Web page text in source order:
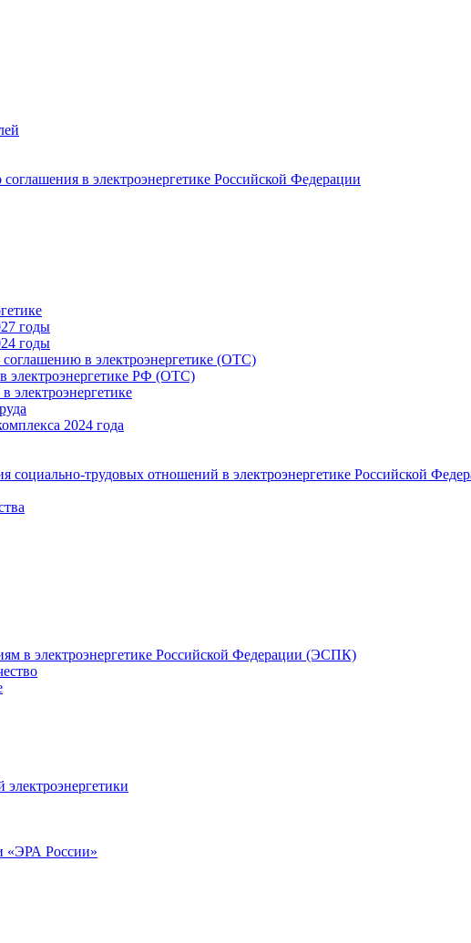
в электроэнергетике Российской Федерации
годы
годы
в электроэнергетике (ОТС)
электроэнергетике РФ (ОТС)
электроэнергетике
2024 года
социально-трудовых отношений в электроэнергетике Российской
в электроэнергетике Российской Федерации (ЭСПК)
электроэнергетики
«ЭРА России»